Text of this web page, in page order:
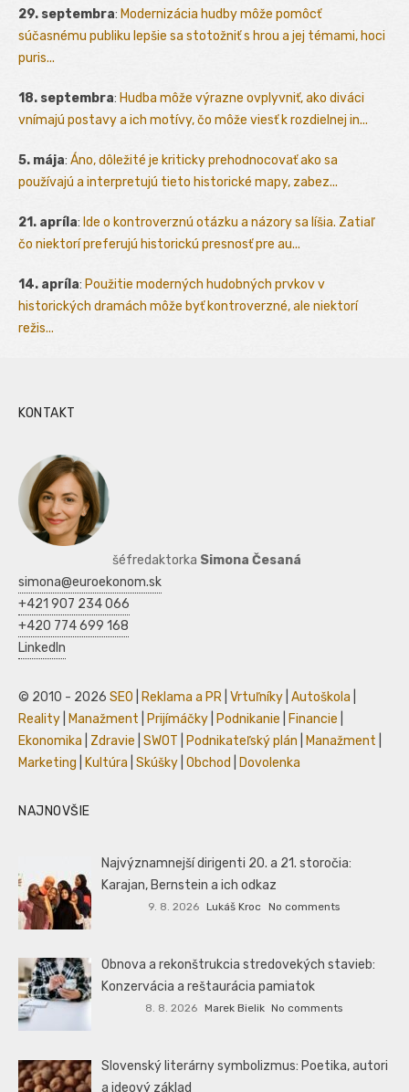
29. septembra: Modernizácia hudby môže pomôcť
súčasnému publiku lepšie sa stotožniť s hrou a jej témami, hoci
puris...
18. septembra: Hudba môže výrazne ovplyvniť, ako diváci
vnímajú postavy a ich motívy, čo môže viesť k rozdielnej in...
5. mája: Áno, dôležité je kriticky prehodnocovať ako sa
používajú a interpretujú tieto historické mapy, zabez...
21. apríla: Ide o kontroverznú otázku a názory sa líšia. Zatiaľ
čo niektorí preferujú historickú presnosť pre au...
14. apríla: Použitie moderných hudobných prvkov v
historických dramách môže byť kontroverzné, ale niektorí
režis...
KONTAKT
šéfredaktorka Simona Česaná
simona@euroekonom.sk
+421 907 234 066
+420 774 699 168
LinkedIn
© 2010 - 2026 SEO Reklama a PR Vrtuľníky Autoškola
Reality
Manažment Prijímáčky Podnikanie Financie
Ekonomika
Zdravie SWOT Podnikateľský plán Manažment
Marketing
Kultúra Skúšky Obchod Dovolenka
NAJNOVŠIE
Najvýznamnejší dirigenti 20. a 21. storočia:
Karajan, Bernstein a ich odkaz
9. 8. 2026 Lukáš Kroc No comments
Obnova a rekonštrukcia stredovekých stavieb:
Konzervácia a reštaurácia pamiatok
8. 8. 2026 Marek Bielik No comments
Slovenský literárny symbolizmus: Poetika, autori
a ideový základ